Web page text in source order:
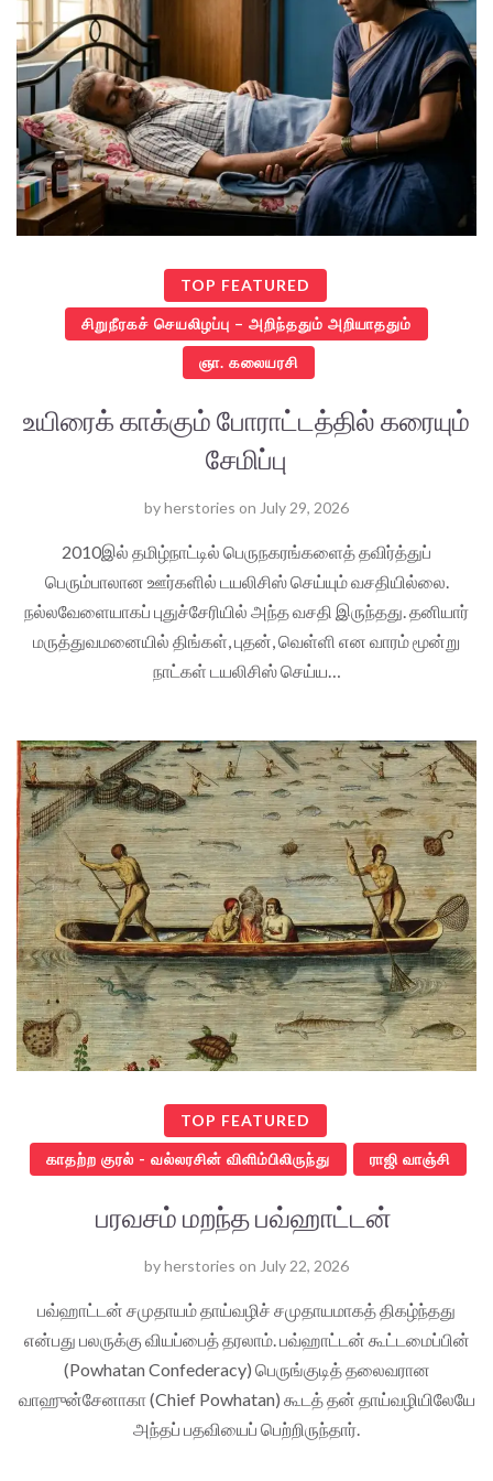
TOP FEATURED
சிறுநீரகச் செயலிழப்பு – அறிந்ததும் அறியாததும்
ஞா. கலையரசி
உயிரைக் காக்கும் போராட்டத்தில் கரையும்
சேமிப்பு
byherstories on July 29, 2026
2010இல் தமிழ்நாட்டில் பெருநகரங்களைத் தவிர்த்துப்
பெரும்பாலான ஊர்களில் டயலிசிஸ் செய்யும் வசதியில்லை.
நல்லவேளையாகப் புதுச்சேரியில் அந்த வசதி இருந்தது. தனியார்
மருத்துவமனையில் திங்கள், புதன், வெள்ளி என வாரம் மூன்று
நாட்கள் டயலிசிஸ் செய்ய…
TOP FEATURED
காதற்ற குரல் - வல்லரசின் விளிம்பிலிருந்து ராஜி வாஞ்சி
பரவசம் மறந்த பவ்ஹாட்டன்
byherstories on July 22, 2026
பவ்ஹாட்டன் சமுதாயம் தாய்வழிச் சமுதாயமாகத் திகழ்ந்தது
என்பது பலருக்கு வியப்பைத் தரலாம். பவ்ஹாட்டன் கூட்டமைப்பின்
(Powhatan Confederacy) பெருங்குடித் தலைவரான
வாஹுன்சேனாகா (Chief Powhatan) கூடத் தன் தாய்வழியிலேயே
அந்தப் பதவியைப் பெற்றிருந்தார்.